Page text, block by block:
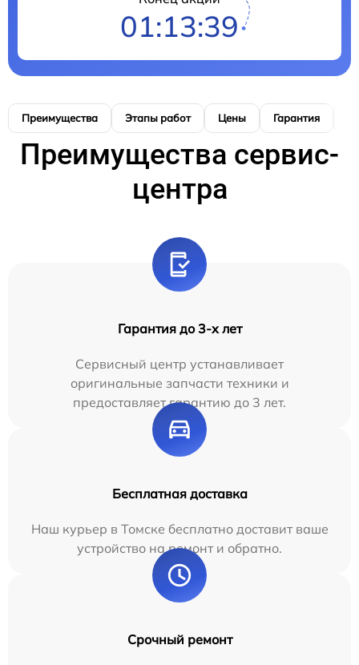
01:13:39
Преимущества Этапы работ Цены Гарантия
Преимущества сервис-
центра
Гарантия до 3-х лет
Сервисный центр устанавливает
оригинальные запчасти техники и
предоставляет гарантию до 3 лет.
Бесплатная доставка
Наш курьер в Томске бесплатно доставит ваше
устройство на ремонт и обратно.
Срочный ремонт